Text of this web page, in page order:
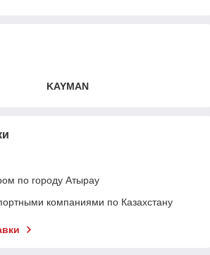
KAYMAN
по городу Атырау
компаниями по Казахстану